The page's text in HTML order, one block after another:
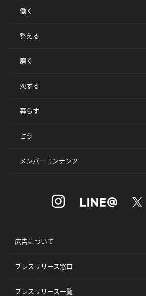
働く
整える
磨く
恋する
暮らす
占う
メンバーコンテンツ
広告について
プレスリリース窓口
プレスリリース一覧